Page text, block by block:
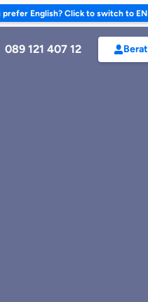
prefer English? Click to switch to
089 121 407 12